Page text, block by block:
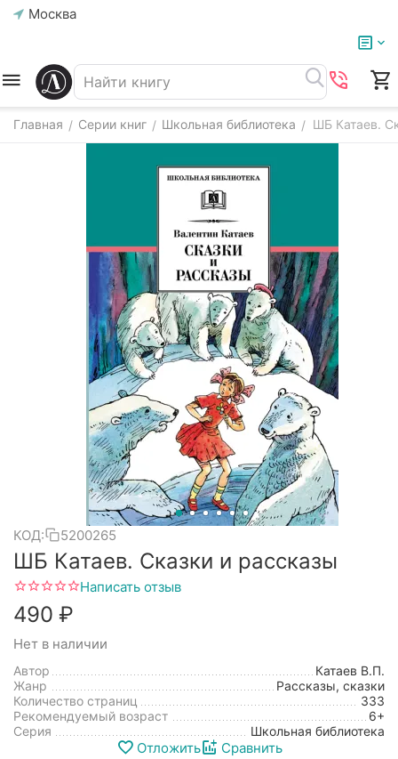
Москва
Главная / Серии книг / Школьная библиотека / ШБ Катаев.
КОД: 5200265
ШБ Катаев. Сказки и рассказы
Написать отзыв
‍490‍ ₽
Нет в наличии
Автор
Катаев В.П.
Жанр
Рассказы, сказки
Количество страниц
333
Рекомендуемый возраст
6+
Серия
Школьная библиотека
Отложить Сравнить